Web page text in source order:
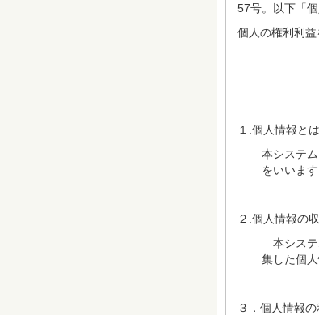
57号。以下「
個人の権利利
１.個人情報とは
本システ
をいいます
２.個人情報の
本システ
集した個
３．個人情報